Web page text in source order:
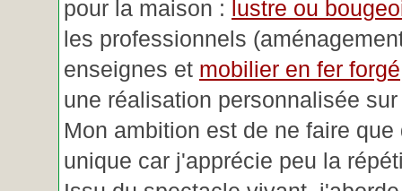
pour la maison : lustre ou
les professionnels
enseignes et mobilier en fer forgé
une réalisation personnalisée
Mon ambition est de ne faire que
unique car j'apprécie peu la